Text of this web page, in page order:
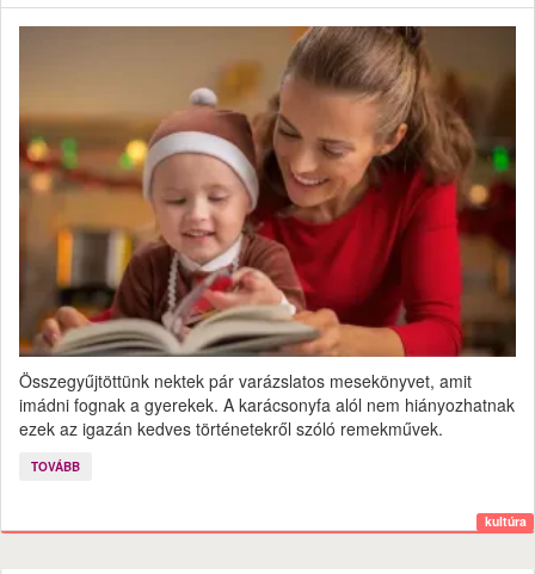
Összegyűjtöttünk nektek pár varázslatos mesekönyvet, amit
imádni fognak a gyerekek. A karácsonyfa alól nem hiányozhatnak
ezek az igazán kedves történetekről szóló remekművek.
TOVÁBB
kultúra